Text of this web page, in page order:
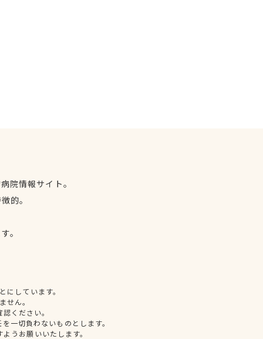
院情報サイト。
的。
。
しています。
せん。
ください。
一切負わないものとします。
うお願いいたします。